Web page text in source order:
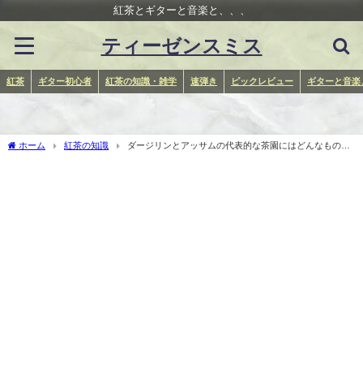
紅茶とギターと音楽と、、、
ティーゼンスミス
紅茶 ギター初心者 紅茶の知識・雑学 速弾き ピックレビュー ギターと音楽
ホーム 紅茶の知識
ダージリンとアッサムの代表的な茶園にはどんなものが